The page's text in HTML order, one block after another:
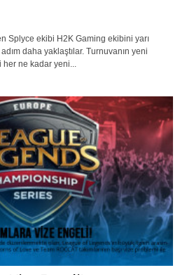
Splyce ekibi H2K Gaming ekibini yarı
daha yaklaştılar. Turnuvanın yeni
ne kadar yeni...